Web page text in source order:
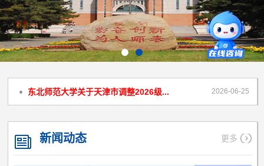
2026-06-25
东北师范大学关于天津市调整2026级...
新闻动态 更多